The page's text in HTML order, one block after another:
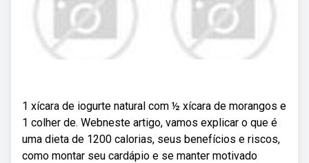
1 xícara de iogurte natural com ½ xícara de morangos e
1 colher de. Webneste artigo, vamos explicar o que é
uma dieta de 1200 calorias, seus benefícios e riscos,
como montar seu cardápio e se manter motivado